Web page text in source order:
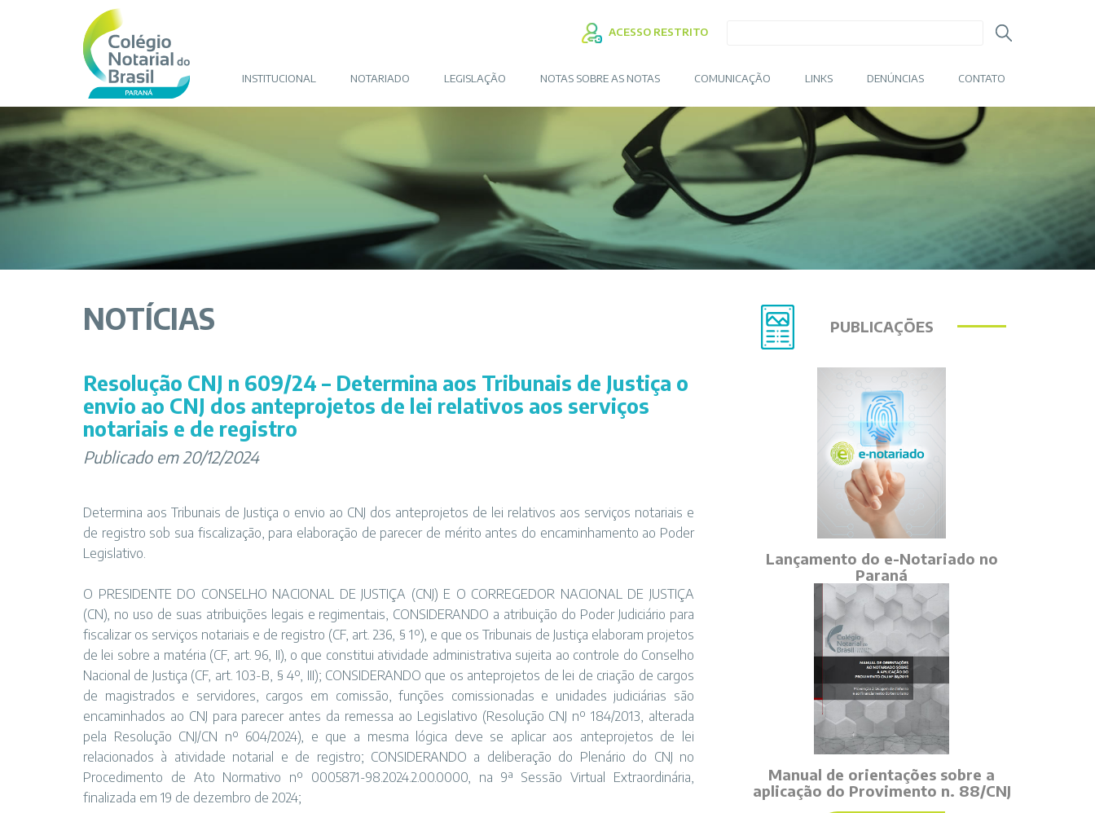
ACESSO RESTRITO
INSTITUCIONAL NOTARIADO LEGISLAÇÃO NOTAS SOBRE AS NOTAS COMUNICAÇÃO LINKS DENÚNCIAS CONTATO
NOTÍCIAS
Resolução CNJ n 609/24 – Determina aos Tribunais de Justiça o
envio ao CNJ dos anteprojetos de lei relativos aos serviços
notariais e de registro
Publicado em 20/12/2024
Determina aos Tribunais de Justiça o envio ao CNJ dos anteprojetos de lei relativos aos serviços notariais e
de registro sob sua fiscalização, para elaboração de parecer de mérito antes do encaminhamento ao Poder
Legislativo.
O PRESIDENTE DO CONSELHO NACIONAL DE JUSTIÇA (CNJ) E O CORREGEDOR NACIONAL DE JUSTIÇA
(CN), no uso de suas atribuições legais e regimentais, CONSIDERANDO a atribuição do Poder Judiciário para
fiscalizar os serviços notariais e de registro (CF, art. 236, § 1º), e que os Tribunais de Justiça elaboram projetos
de lei sobre a matéria (CF, art. 96, II), o que constitui atividade administrativa sujeita ao controle do Conselho
Nacional de Justiça (CF, art. 103-B, § 4º, III); CONSIDERANDO que os anteprojetos de lei de criação de cargos
de magistrados e servidores, cargos em comissão, funções comissionadas e unidades judiciárias são
encaminhados ao CNJ para parecer antes da remessa ao Legislativo (Resolução CNJ nº 184/2013, alterada
pela Resolução CNJ/CN nº 604/2024), e que a mesma lógica deve se aplicar aos anteprojetos de lei
relacionados à atividade notarial e de registro; CONSIDERANDO a deliberação do Plenário do CNJ no
Procedimento de Ato Normativo nº 0005871-98.2024.2.00.0000, na 9ª Sessão Virtual Extraordinária,
finalizada em 19 de dezembro de 2024;
PUBLICAÇÕES
Lançamento do e-Notariado no
Paraná
Manual de orientações sobre a
aplicação do Provimento n. 88/CNJ